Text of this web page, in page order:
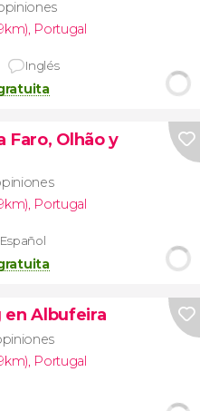
, Portugal
Inglés
Faro, Olhão y
, Portugal
Español
en Albufeira
, Portugal